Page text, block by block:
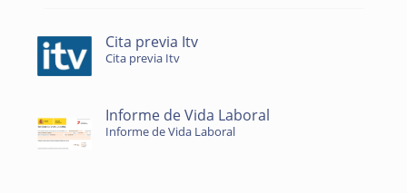
Cita previa Itv
Cita previa Itv
Informe de Vida Laboral
Informe de Vida Laboral